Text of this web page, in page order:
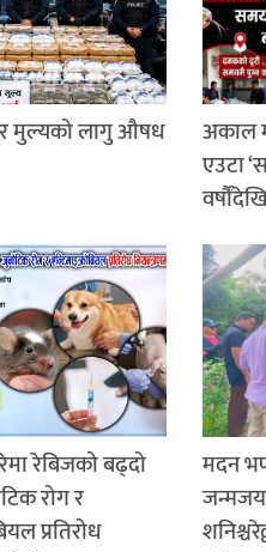
मुल्यको लागु औषध
अकाल
एउटा
रेबिजको बढ्दो
रोग र
प्रतिरोध
मदन